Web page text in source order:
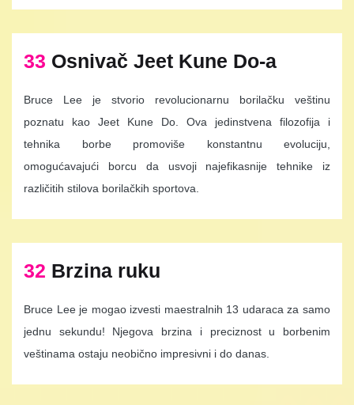
33 Osnivač Jeet Kune Do-a
Bruce Lee je stvorio revolucionarnu borilačku veštinu
poznatu kao Jeet Kune Do. Ova jedinstvena filozofija i
tehnika borbe promoviše konstantnu evoluciju,
omogućavajući borcu da usvoji najefikasnije tehnike iz
različitih stilova borilačkih sportova.
32 Brzina ruku
Bruce Lee je mogao izvesti maestralnih 13 udaraca za samo
jednu sekundu! Njegova brzina i preciznost u borbenim
veštinama ostaju neobično impresivni i do danas.